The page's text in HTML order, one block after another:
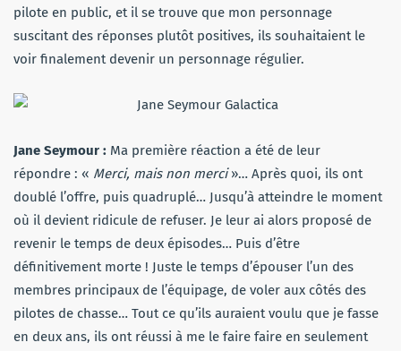
pilote en public, et il se trouve que mon personnage
suscitant des réponses plutôt positives, ils souhaitaient le
voir finalement devenir un personnage régulier.
Jane Seymour : Ma première réaction a été de leur
répondre : « Merci, mais non merci»… Après quoi, ils ont
doublé l’offre, puis quadruplé… Jusqu’à atteindre le moment
où il devient ridicule de refuser. Je leur ai alors proposé de
revenir le temps de deux épisodes… Puis d’être
définitivement morte ! Juste le temps d’épouser l’un des
membres principaux de l’équipage, de voler aux côtés des
pilotes de chasse… Tout ce qu’ils auraient voulu que je fasse
en deux ans, ils ont réussi à me le faire faire en seulement